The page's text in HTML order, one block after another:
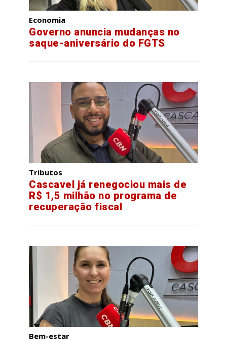
Economia
Governo anuncia mudanças no
saque-aniversário do FGTS
Tributos
Cascavel já renegociou mais de
R$ 1,5 milhão no programa de
recuperação fiscal
Bem-estar